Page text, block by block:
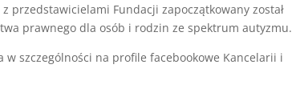
przedstawicielami Fundacji zapoczątkowany został
prawnego dla osób i rodzin ze spektrum autyzmu.
w szczególności na profile facebookowe Kancelarii i